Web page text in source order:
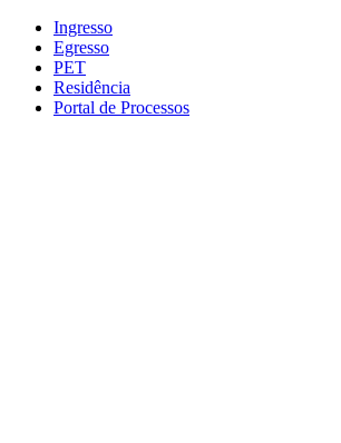
Conteúdo principal
Ingresso
Egresso
PET
Residência
Portal de Processos